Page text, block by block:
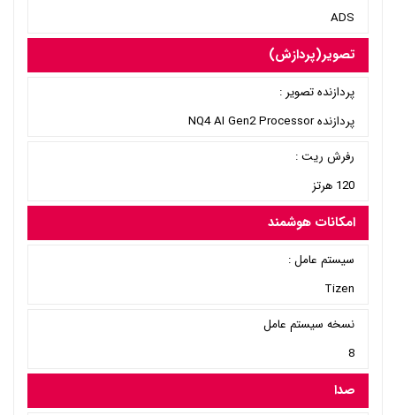
ADS
تصویر(پردازش)
پردازنده تصویر :
پردازنده NQ4 AI Gen2 Processor
رفرش ریت :
120 هرتز
امکانات هوشمند
سیستم عامل :
Tizen
نسخه سیستم عامل
8
صدا